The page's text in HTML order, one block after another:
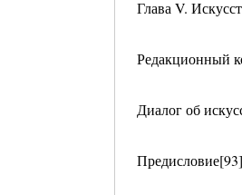
Глава V.
Редакционный
Диалог об
Предисловие[93]